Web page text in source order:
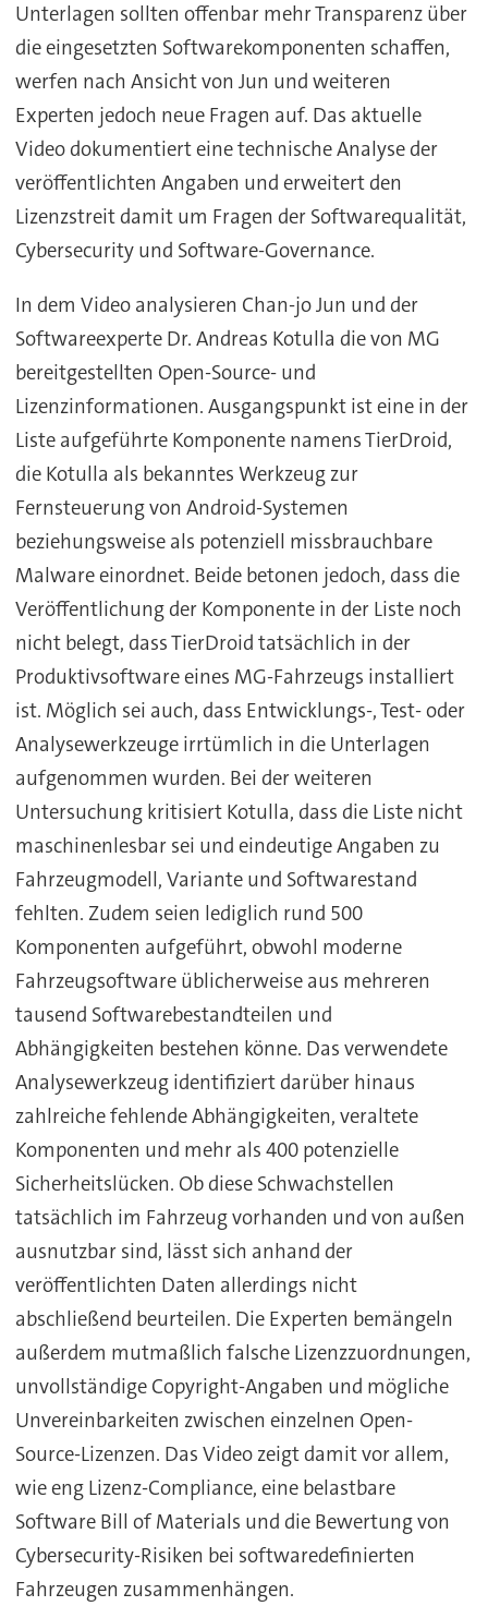
Unterlagen sollten offenbar mehr Transparenz über
die eingesetzten Softwarekomponenten schaffen,
werfen nach Ansicht von Jun und weiteren
Experten jedoch neue Fragen auf. Das aktuelle
Video dokumentiert eine technische Analyse der
veröffentlichten Angaben und erweitert den
Lizenzstreit damit um Fragen der Softwarequalität,
Cybersecurity und Software-Governance.
In dem Video analysieren Chan-jo Jun und der
Softwareexperte Dr. Andreas Kotulla die von MG
bereitgestellten Open-Source- und
Lizenzinformationen. Ausgangspunkt ist eine in der
Liste aufgeführte Komponente namens TierDroid,
die Kotulla als bekanntes Werkzeug zur
Fernsteuerung von Android-Systemen
beziehungsweise als potenziell missbrauchbare
Malware einordnet. Beide betonen jedoch, dass die
Veröffentlichung der Komponente in der Liste noch
nicht belegt, dass TierDroid tatsächlich in der
Produktivsoftware eines MG-Fahrzeugs installiert
ist. Möglich sei auch, dass Entwicklungs-, Test- oder
Analysewerkzeuge irrtümlich in die Unterlagen
aufgenommen wurden. Bei der weiteren
Untersuchung kritisiert Kotulla, dass die Liste nicht
maschinenlesbar sei und eindeutige Angaben zu
Fahrzeugmodell, Variante und Softwarestand
fehlten. Zudem seien lediglich rund 500
Komponenten aufgeführt, obwohl moderne
Fahrzeugsoftware üblicherweise aus mehreren
tausend Softwarebestandteilen und
Abhängigkeiten bestehen könne. Das verwendete
Analysewerkzeug identifiziert darüber hinaus
zahlreiche fehlende Abhängigkeiten, veraltete
Komponenten und mehr als 400 potenzielle
Sicherheitslücken. Ob diese Schwachstellen
tatsächlich im Fahrzeug vorhanden und von außen
ausnutzbar sind, lässt sich anhand der
veröffentlichten Daten allerdings nicht
abschließend beurteilen. Die Experten bemängeln
außerdem mutmaßlich falsche Lizenzzuordnungen,
unvollständige Copyright-Angaben und mögliche
Unvereinbarkeiten zwischen einzelnen Open-
Source-Lizenzen. Das Video zeigt damit vor allem,
wie eng Lizenz-Compliance, eine belastbare
Software Bill of Materials und die Bewertung von
Cybersecurity-Risiken bei softwaredefinierten
Fahrzeugen zusammenhängen.